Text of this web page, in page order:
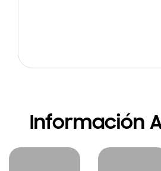
Información